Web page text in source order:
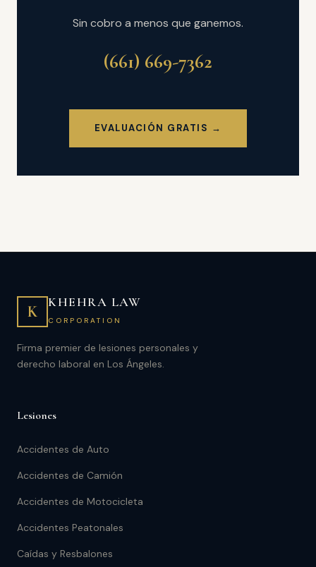
Sin cobro a menos que ganemos.
(661) 669-7362
EVALUACIÓN GRATIS →
K
KHEHRA LAW
CORPORATION
Firma premier de lesiones personales y
derecho laboral en Los Ángeles.
Lesiones
Accidentes de Auto
Accidentes de Camión
Accidentes de Motocicleta
Accidentes Peatonales
Caídas y Resbalones